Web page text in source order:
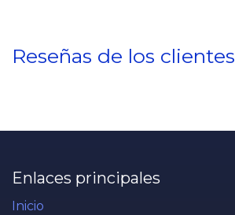
Reseñas de los clientes
Enlaces principales
Inicio